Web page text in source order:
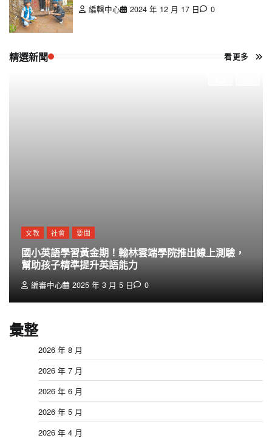
編輯中心 2024 年 12 月 17 日 0
精選新聞 看更多
文教 社會 要聞
國小英語學習黃金期！翰林雲端學院推出線上測驗，
幫助孩子精準提升英語能力
編審中心 2025 年 3 月 5 日 0
彙整
2026 年 8 月
2026 年 7 月
2026 年 6 月
2026 年 5 月
2026 年 4 月